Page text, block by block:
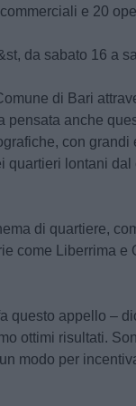
e 20
da sabato 16 a
di Bari
pensata anche
con
quartieri lontani
di quartiere,
come Liberrima e
questo appello –
ottimi risultati.
modo per